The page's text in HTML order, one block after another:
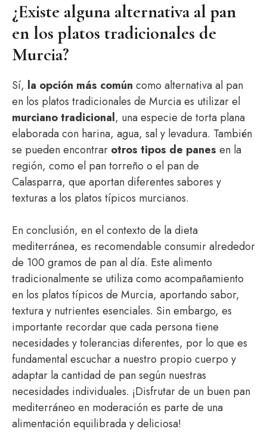
¿Existe alguna alternativa al pan
en los platos tradicionales de
Murcia?
Sí, la opción más común como alternativa al pan
en los platos tradicionales de Murcia es utilizar el
murciano tradicional, una especie de torta plana
elaborada con harina, agua, sal y levadura. También
se pueden encontrar otros tipos de panes en la
región, como el pan torreño o el pan de
Calasparra, que aportan diferentes sabores y
texturas a los platos típicos murcianos.
En conclusión, en el contexto de la dieta
mediterránea, es recomendable consumir alrededor
de 100 gramos de pan al día. Este alimento
tradicionalmente se utiliza como acompañamiento
en los platos típicos de Murcia, aportando sabor,
textura y nutrientes esenciales. Sin embargo, es
importante recordar que cada persona tiene
necesidades y tolerancias diferentes, por lo que es
fundamental escuchar a nuestro propio cuerpo y
adaptar la cantidad de pan según nuestras
necesidades individuales. ¡Disfrutar de un buen pan
mediterráneo en moderación es parte de una
alimentación equilibrada y deliciosa!